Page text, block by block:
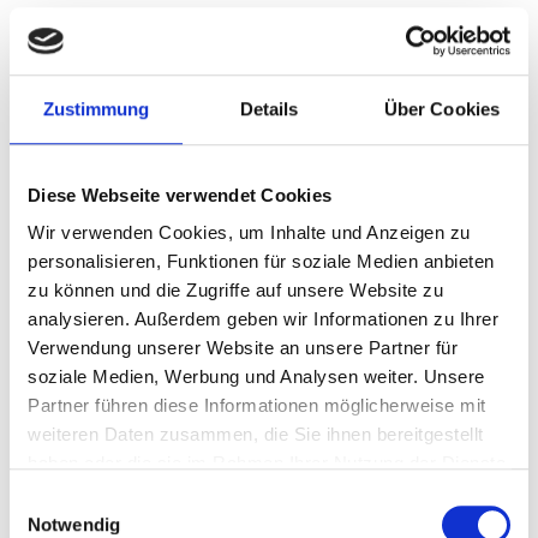
Zustimmung Details Über Cookies
Diese Webseite verwendet Cookies
Wir verwenden Cookies, um Inhalte und Anzeigen zu
personalisieren, Funktionen für soziale Medien anbieten
zu können und die Zugriffe auf unsere Website zu
analysieren. Außerdem geben wir Informationen zu Ihrer
Verwendung unserer Website an unsere Partner für
soziale Medien, Werbung und Analysen weiter. Unsere
Partner führen diese Informationen möglicherweise mit
weiteren Daten zusammen, die Sie ihnen bereitgestellt
Notwendig
Krankenhäuser und
Gesundheitseinrichtungen
Operationssäle, Intensivstationen und bildgebende
Diagnostik dürfen nicht ausfallen. Die DIN VDE
0100-710 schreibt für Bereiche der Gruppe 2
Umschaltzeiten unter 0,5 Sekunden vor. Steurer
plant USV-Systeme und Netzersatzlösungen, die